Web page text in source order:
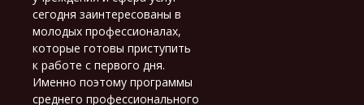
сегодня заинтересованы в
молодых профессионалах,
которые готовы приступить
к работе с первого дня.
Именно поэтому программы
среднего профессионального